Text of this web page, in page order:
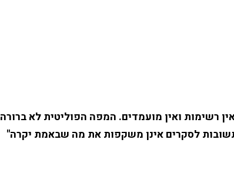
רשימות ואין מועמדים. המפה הפוליטית לא ברורה
לסקרים אינן משקפות את מה שבאמת יקרה"